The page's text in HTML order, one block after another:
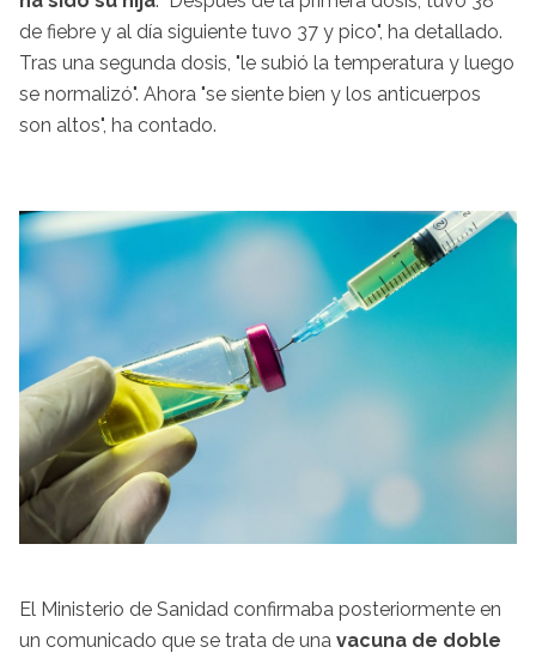
de fiebre y al día siguiente tuvo 37 y pico", ha detallado.
Tras una segunda dosis, "le subió la temperatura y luego
se normalizó". Ahora "se siente bien y los anticuerpos
son altos", ha contado.
El Ministerio de Sanidad confirmaba posteriormente en
un comunicado que se trata de una vacuna de doble